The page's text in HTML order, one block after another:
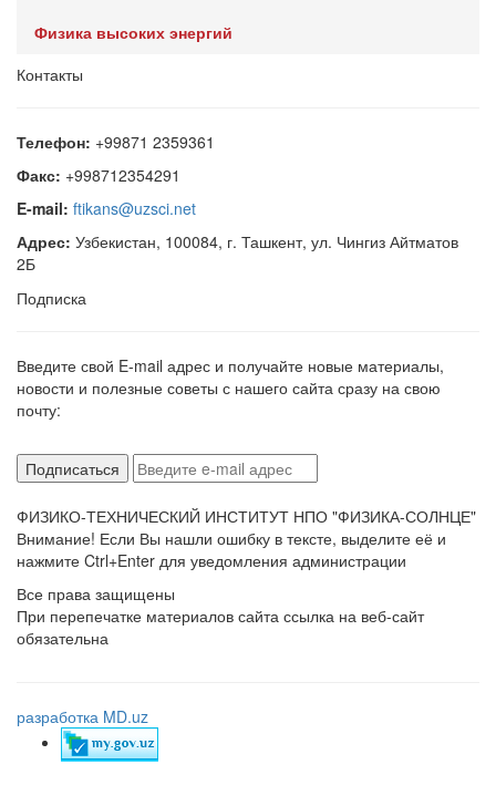
Физика высоких энергий
Контакты
Телефон: +99871 2359361
Факс: +998712354291
E-mail: ftikans@uzsci.net
Адрес: Узбекистан, 100084, г. Ташкент, ул. Чингиз Айтматов
2Б
Подписка
Введите свой E-mail адрес и получайте новые материалы,
новости и полезные советы с нашего сайта сразу на свою
почту:
ФИЗИКО-ТЕХНИЧЕСКИЙ ИНСТИТУТ НПО "ФИЗИКА-СОЛНЦЕ"
Внимание! Если Вы нашли ошибку в тексте, выделите её и
нажмите Ctrl+Enter для уведомления администрации
Все права защищены
При перепечатке материалов сайта ссылка на веб-сайт
обязательна
разработка MD.uz